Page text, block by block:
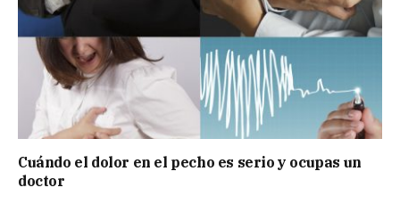
Cuándo el dolor en el pecho es serio y ocupas un
doctor